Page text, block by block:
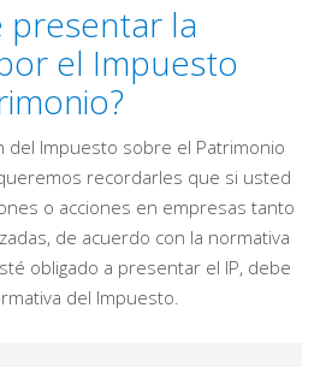
presentar la
el Impuesto
del Impuesto sobre el Patrimonio
recordarles que si usted
o acciones en empresas tanto
de acuerdo con la normativa
obligado a presentar el IP, debe
del Impuesto.